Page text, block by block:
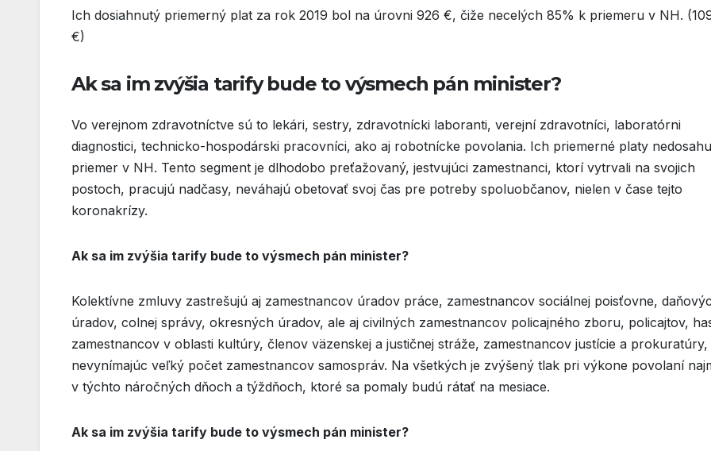
Ich dosiahnutý priemerný plat za rok 2019 bol na úrovni 926 €, čiže necelých 85% k priemeru v NH.
€)
Ak sa im zvýšia tarify bude to výsmech pán minister?
Vo verejnom zdravotníctve sú to lekári, sestry, zdravotnícki laboranti, verejní zdravotníci, laboratórni
diagnostici, technicko-hospodárski pracovníci, ako aj robotnícke povolania. Ich priemerné platy
priemer v NH. Tento segment je dlhodobo preťažovaný, jestvujúci zamestnanci, ktorí vytrvali na svojich
postoch, pracujú nadčasy, neváhajú obetovať svoj čas pre potreby spoluobčanov, nielen v čase tejto
koronakrízy.
Ak sa im zvýšia tarify bude to výsmech pán minister?
Kolektívne zmluvy zastrešujú aj zamestnancov úradov práce, zamestnancov sociálnej poisťovne,
úradov, colnej správy, okresných úradov, ale aj civilných zamestnancov policajného zboru, policajtov,
zamestnancov v oblasti kultúry, členov väzenskej a justičnej stráže, zamestnancov justície a prokuratúry,
nevynímajúc veľký počet zamestnancov samospráv. Na všetkých je zvýšený tlak pri výkone povolaní
v týchto náročných dňoch a týždňoch, ktoré sa pomaly budú rátať na mesiace.
Ak sa im zvýšia tarify bude to výsmech pán minister?